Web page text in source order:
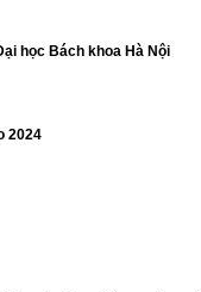
học Bách khoa Hà Nội
2024